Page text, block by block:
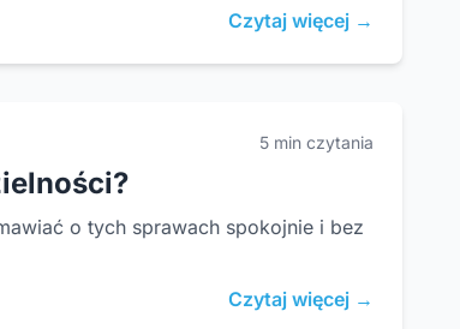
Czytaj więcej →
5 min czytania
o tych sprawach spokojnie i bez
Czytaj więcej →